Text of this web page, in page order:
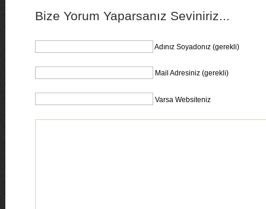
Bize Yorum Yaparsanız Seviniriz...
Adınız Soyadonız (gerekli)
Mail Adresiniz (gerekli)
Varsa Websiteniz